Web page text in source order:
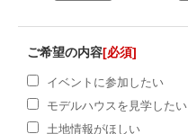
ご希望の内容[必須]
イベントに参加したい
モデルハウスを見学したい
土地情報がほしい